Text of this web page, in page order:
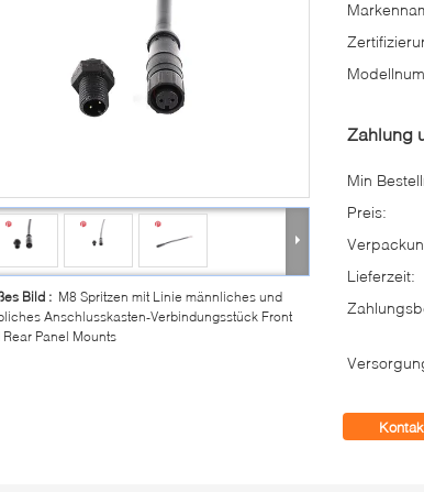
Bild : M8 Spritzen mit Linie männliches und
Anschlusskasten-Verbindungsstück Front
Rear Panel Mounts
Zahlung
Min
Preis:
Lieferzeit: